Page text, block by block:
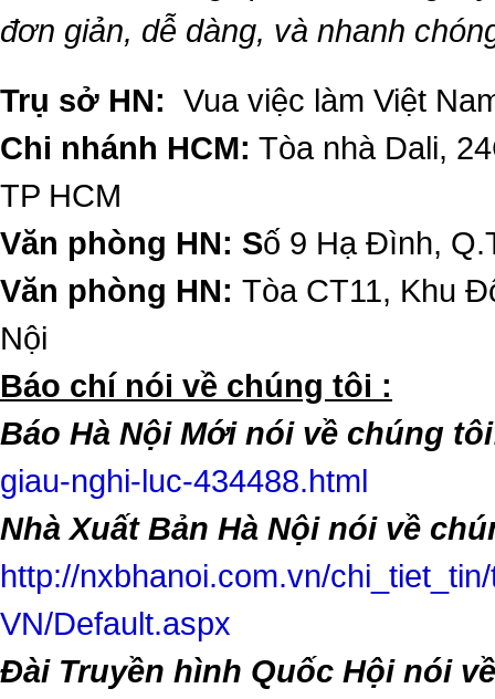
đơn giản, dễ dàng, và nhanh
Trụ sở HN: Vua việc làm Việt
Chi nhánh HCM: Tòa nhà Dali,
TP HCM
Văn phòng HN: Số 9 Hạ Đình,
Văn phòng HN: Tòa CT11, Khu
Nội
​Báo chí nói về chúng tôi :
Báo Hà Nội Mới nói về chúng
giau-nghi-luc-434488.html
Nhà Xuất Bản Hà Nội nói về
http://nxbhanoi.com.vn/
VN/Default.aspx
Đài Truyền hình Quốc Hội nói